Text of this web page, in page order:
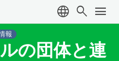
language search menu
報
の団体と連